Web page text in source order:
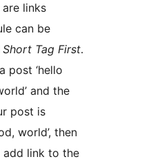
links
can be
Short Tag First.
post ‘hello
and the
post is
world’, then
link to the